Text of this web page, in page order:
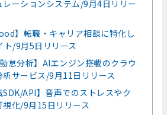
レーションシステム/9月4日リリー
】転職・キャリア相談に特化し
ト/9月5日リリース
怠分析】AIエンジン搭載のクラウ
析サービス/9月11日リリース
SDK/API】音声でのストレスやク
視化/9月15日リリース